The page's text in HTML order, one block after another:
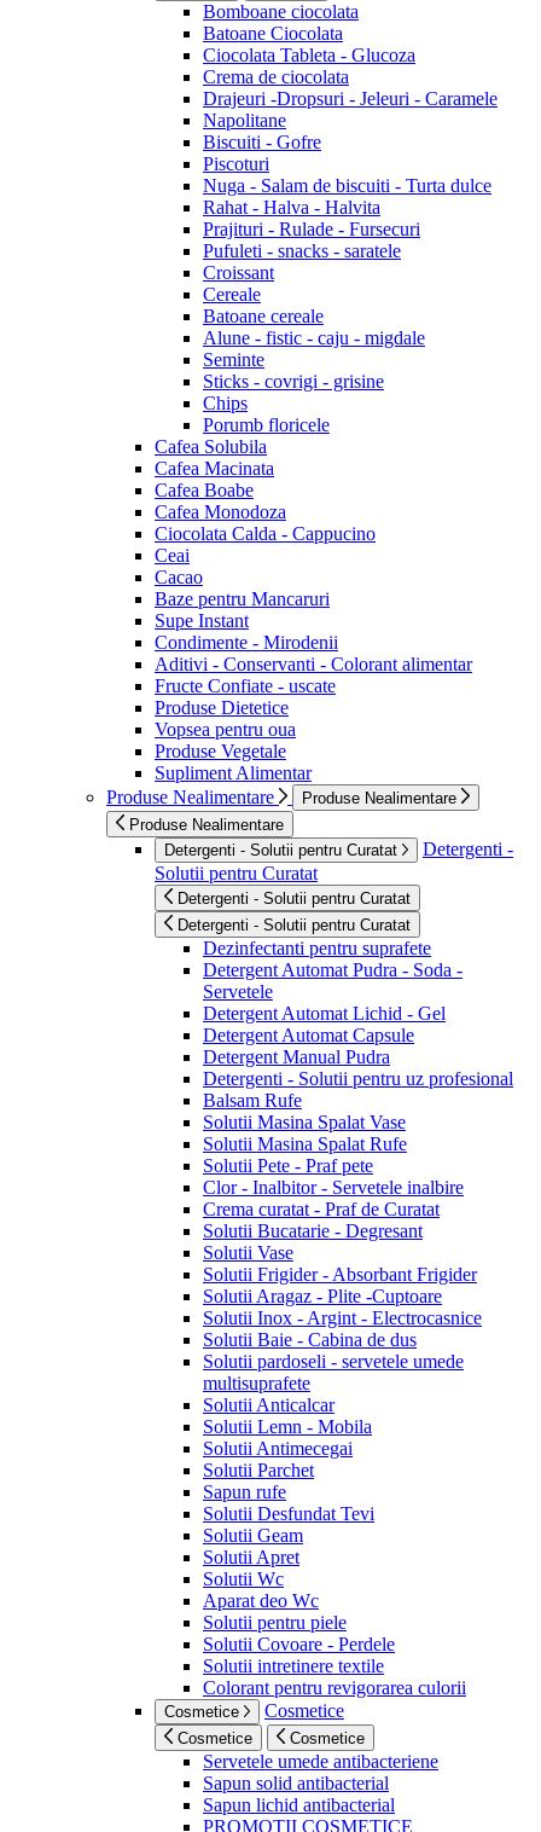
Bomboane ciocolata
Batoane Ciocolata
Ciocolata Tableta - Glucoza
Crema de ciocolata
Drajeuri -Dropsuri - Jeleuri - Caramele
Napolitane
Biscuiti - Gofre
Piscoturi
Nuga - Salam de biscuiti - Turta dulce
Rahat - Halva - Halvita
Prajituri - Rulade - Fursecuri
Pufuleti - snacks - saratele
Croissant
Cereale
Batoane cereale
Alune - fistic - caju - migdale
Seminte
Sticks - covrigi - grisine
Chips
Porumb floricele
Cafea Solubila
Cafea Macinata
Cafea Boabe
Cafea Monodoza
Ciocolata Calda - Cappucino
Ceai
Cacao
Baze pentru Mancaruri
Supe Instant
Condimente - Mirodenii
Aditivi - Conservanti - Colorant alimentar
Fructe Confiate - uscate
Produse Dietetice
Vopsea pentru oua
Produse Vegetale
Supliment Alimentar
Produse Nealimentare
Produse Nealimentare
Produse Nealimentare
Detergenti - Solutii pentru Curatat
Detergenti -
Solutii pentru Curatat
Detergenti - Solutii pentru Curatat
Detergenti - Solutii pentru Curatat
Dezinfectanti pentru suprafete
Detergent Automat Pudra - Soda -
Servetele
Detergent Automat Lichid - Gel
Detergent Automat Capsule
Detergent Manual Pudra
Detergenti - Solutii pentru uz profesional
Balsam Rufe
Solutii Masina Spalat Vase
Solutii Masina Spalat Rufe
Solutii Pete - Praf pete
Clor - Inalbitor - Servetele inalbire
Crema curatat - Praf de Curatat
Solutii Bucatarie - Degresant
Solutii Vase
Solutii Frigider - Absorbant Frigider
Solutii Aragaz - Plite -Cuptoare
Solutii Inox - Argint - Electrocasnice
Solutii Baie - Cabina de dus
Solutii pardoseli - servetele umede
multisuprafete
Solutii Anticalcar
Solutii Lemn - Mobila
Solutii Antimecegai
Solutii Parchet
Sapun rufe
Solutii Desfundat Tevi
Solutii Geam
Solutii Apret
Solutii Wc
Aparat deo Wc
Solutii pentru piele
Solutii Covoare - Perdele
Solutii intretinere textile
Colorant pentru revigorarea culorii
Cosmetice Cosmetice
Cosmetice Cosmetice
Servetele umede antibacteriene
Sapun solid antibacterial
Sapun lichid antibacterial
PROMOTII COSMETICE